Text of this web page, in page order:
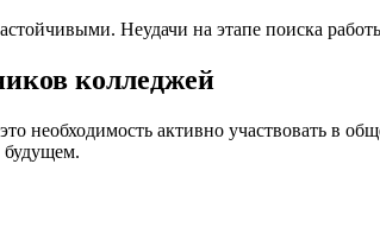
Неудачи на этапе поиска
колледжей
необходимость активно участвовать в
будущем.